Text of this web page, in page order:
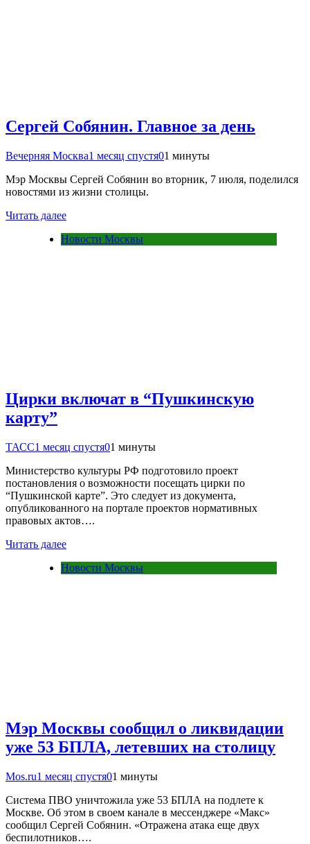
Сергей Собянин. Главное за день
Вечерняя Москва1 месяц спустя01 минуты
Мэр Москвы Сергей Собянин во вторник, 7 июля, поделился
новостями из жизни столицы.
Читать далее
Новости Москвы
Цирки включат в “Пушкинскую
карту”
ТАСС1 месяц спустя01 минуты
Министерство культуры РФ подготовило проект
постановления о возможности посещать цирки по
“Пушкинской карте”. Это следует из документа,
опубликованного на портале проектов нормативных
правовых актов….
Читать далее
Новости Москвы
Мэр Москвы сообщил о ликвидации
уже 53 БПЛА, летевших на столицу
Mos.ru1 месяц спустя01 минуты
Система ПВО уничтожила уже 53 БПЛА на подлете к
Москве. Об этом в своем канале в мессенджере «Макс»
сообщил Сергей Собянин. «Отражена атака еще двух
беспилотников….